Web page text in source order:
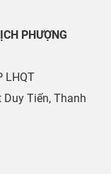
PHƯỢNG
LHQT
Tiến, Thanh